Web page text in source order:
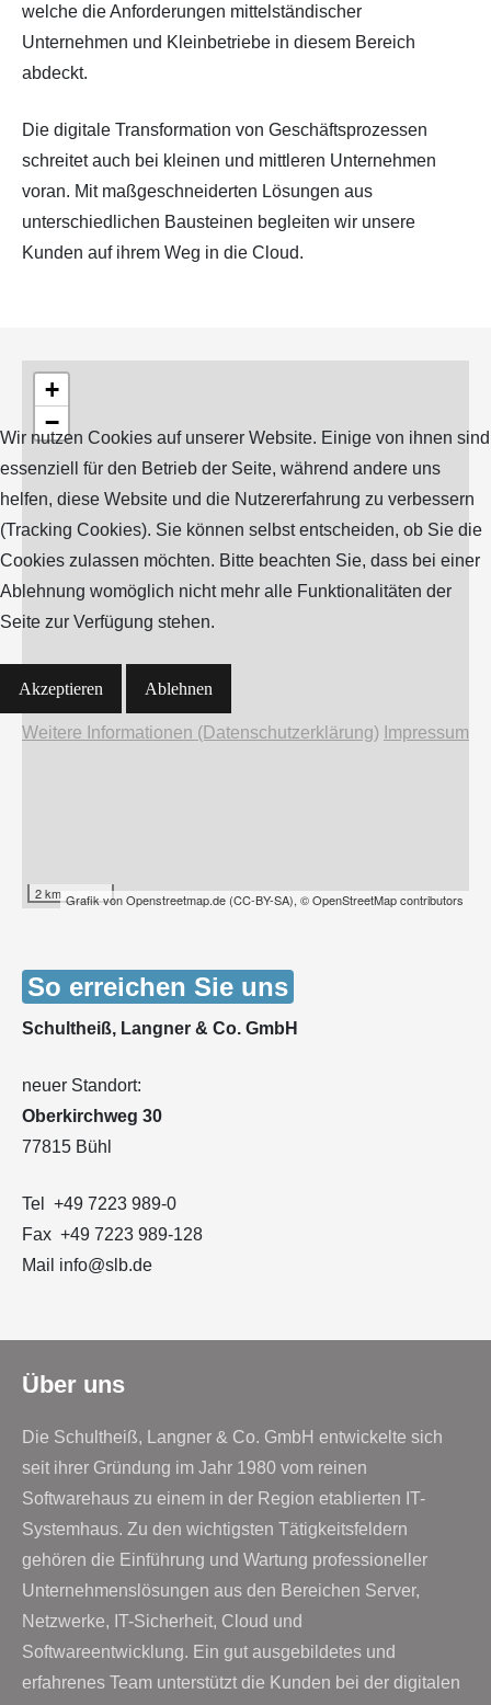
welche die Anforderungen mittelständischer
Unternehmen und Kleinbetriebe in diesem Bereich
abdeckt.
Die digitale Transformation von Geschäftsprozessen
schreitet auch bei kleinen und mittleren Unternehmen
voran. Mit maßgeschneiderten Lösungen aus
unterschiedlichen Bausteinen begleiten wir unsere
Kunden auf ihrem Weg in die Cloud.
+
−
2 km Grafik vonOpenstreetmap.de (CC-BY-SA), © OpenStreetMap contributors
So erreichen Sie uns
Schultheiß, Langner & Co. GmbH
neuer Standort:
Oberkirchweg 30
77815 Bühl
Tel +49 7223 989-0
Fax +49 7223 989-128
Mail info@slb.de
Über uns
Die Schultheiß, Langner & Co. GmbH entwickelte sich
seit ihrer Gründung im Jahr 1980 vom reinen
Softwarehaus zu einem in der Region etablierten IT-
Systemhaus. Zu den wichtigsten Tätigkeitsfeldern
gehören die Einführung und Wartung professioneller
Unternehmenslösungen aus den Bereichen Server,
Netzwerke, IT-Sicherheit, Cloud und
Softwareentwicklung. Ein gut ausgebildetes und
erfahrenes Team unterstützt die Kunden bei der digitalen
Wir nutzen Cookies auf unserer Website. Einige von ihnen sind
essenziell für den Betrieb der Seite, während andere uns
helfen, diese Website und die Nutzererfahrung zu verbessern
(Tracking Cookies). Sie können selbst entscheiden, ob Sie die
Cookies zulassen möchten. Bitte beachten Sie, dass bei einer
Ablehnung womöglich nicht mehr alle Funktionalitäten der
Seite zur Verfügung stehen.
Akzeptieren Ablehnen
Weitere Informationen (Datenschutzerklärung) Impressum